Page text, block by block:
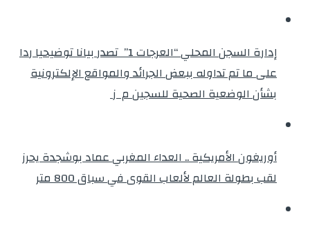
إدارة السجن المحلي “العرجات 1” تصدر بيانا توضيحيا ردا
على ما تم تداوله ببعض الجرائد والمواقع الإلكترونية
بشأن الوضعية الصحية للسجين م ز
أوريغون الأمريكية .. العداء المغربي عماد بوشجدة يحرز
لقب بطولة العالم لألعاب القوى في سباق 800 متر